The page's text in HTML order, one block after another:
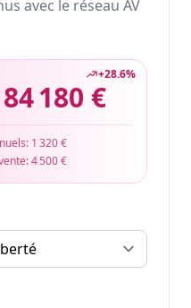
avec le réseau AV
+28.6%
84 180 €
1 320 €
4 500 €